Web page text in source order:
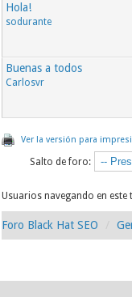
Hola!
sodurante
Buenas a todos
Carlosvr
Ver la versión para
Salto de foro:
Usuarios navegando en este
Foro Black Hat SEO